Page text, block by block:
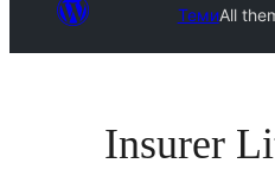
ТемиAll
Insurer